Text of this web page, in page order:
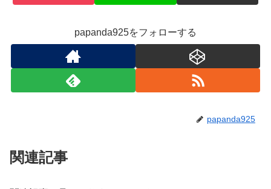
papanda925をフォローする
papanda925
関連記事